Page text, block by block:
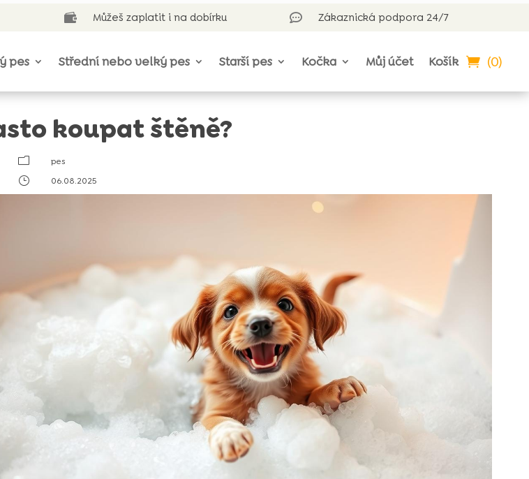
 Můžeš zaplatit i na dobírku  Zákaznická podpora 24/7
pes Střední nebo velký pes Starší pes Kočka Můj účet Košík (0)
koupat štěně?
m
pes
}
06.08.2025